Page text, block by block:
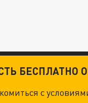
БЕСПЛАТНО
с